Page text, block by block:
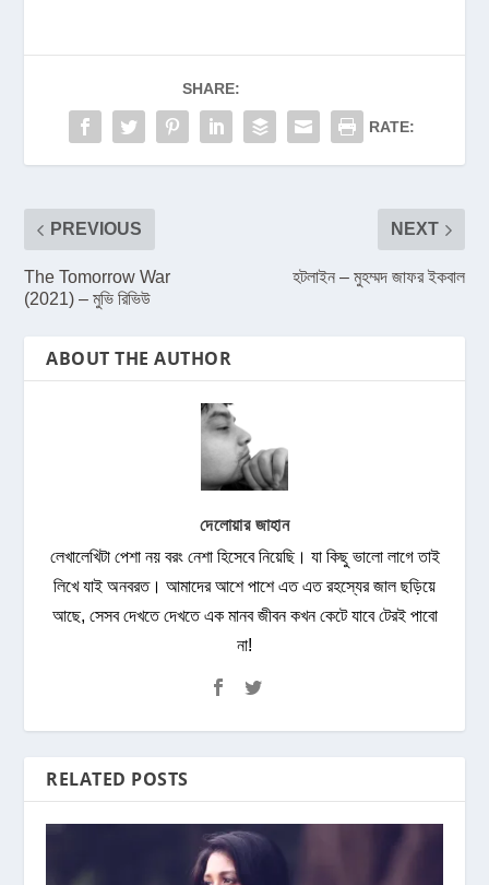
SHARE:
RATE:
PREVIOUS
The Tomorrow War
(2021) – মুভি রিভিউ
NEXT
হটলাইন – মুহম্মদ জাফর ইকবাল
ABOUT THE AUTHOR
দেলোয়ার জাহান
লেখালেখিটা পেশা নয় বরং নেশা হিসেবে নিয়েছি। যা কিছু ভালো লাগে তাই
লিখে যাই অনবরত। আমাদের আশে পাশে এত এত রহস্যের জাল ছড়িয়ে
আছে, সেসব দেখতে দেখতে এক মানব জীবন কখন কেটে যাবে টেরই পাবো
না!
RELATED POSTS